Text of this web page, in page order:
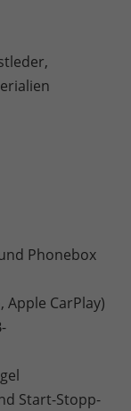
Phonebox
CarPlay)
Start-Stopp-